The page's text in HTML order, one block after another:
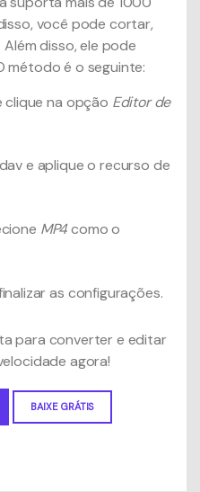
você pode cortar,
disso, ele pode
método é o seguinte:
clique na opção Editor de
e aplique o recurso de
MP4como o
as configurações.
para converter e editar
agora!
BAIXE GRÁTIS